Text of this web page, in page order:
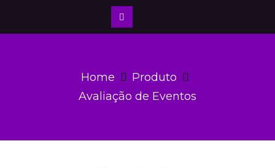
Home
Produto
Avaliação de Eventos